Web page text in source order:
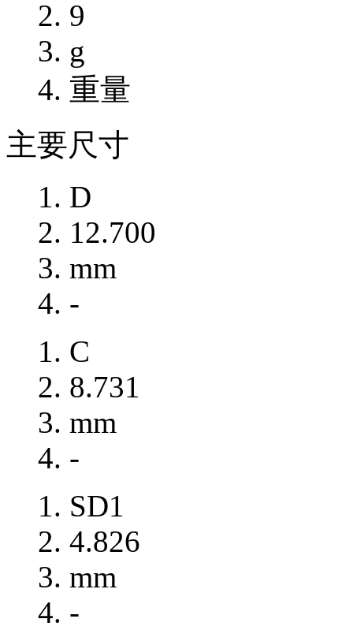
9
g
重量
主要尺寸
D
12.700
mm
-
C
8.731
mm
-
SD1
4.826
mm
-